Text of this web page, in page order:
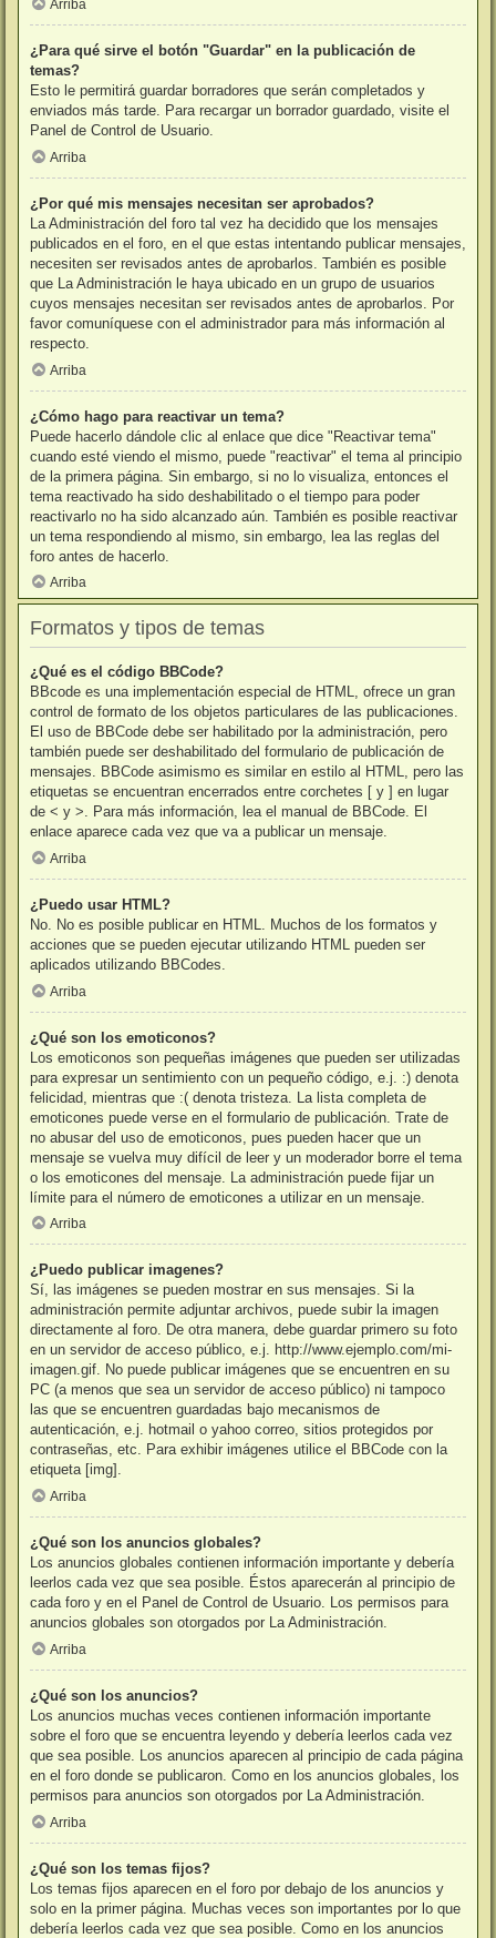
Arriba
¿Para qué sirve el botón "Guardar" en la publicación de
temas?
Esto le permitirá guardar borradores que serán completados y
enviados más tarde. Para recargar un borrador guardado, visite el
Panel de Control de Usuario.
Arriba
¿Por qué mis mensajes necesitan ser aprobados?
La Administración del foro tal vez ha decidido que los mensajes
publicados en el foro, en el que estas intentando publicar mensajes,
necesiten ser revisados antes de aprobarlos. También es posible
que La Administración le haya ubicado en un grupo de usuarios
cuyos mensajes necesitan ser revisados antes de aprobarlos. Por
favor comuníquese con el administrador para más información al
respecto.
Arriba
¿Cómo hago para reactivar un tema?
Puede hacerlo dándole clic al enlace que dice "Reactivar tema"
cuando esté viendo el mismo, puede "reactivar" el tema al principio
de la primera página. Sin embargo, si no lo visualiza, entonces el
tema reactivado ha sido deshabilitado o el tiempo para poder
reactivarlo no ha sido alcanzado aún. También es posible reactivar
un tema respondiendo al mismo, sin embargo, lea las reglas del
foro antes de hacerlo.
Arriba
Formatos y tipos de temas
¿Qué es el código BBCode?
BBcode es una implementación especial de HTML, ofrece un gran
control de formato de los objetos particulares de las publicaciones.
El uso de BBCode debe ser habilitado por la administración, pero
también puede ser deshabilitado del formulario de publicación de
mensajes. BBCode asimismo es similar en estilo al HTML, pero las
etiquetas se encuentran encerrados entre corchetes [ y ] en lugar
de < y >. Para más información, lea el manual de BBCode. El
enlace aparece cada vez que va a publicar un mensaje.
Arriba
¿Puedo usar HTML?
No. No es posible publicar en HTML. Muchos de los formatos y
acciones que se pueden ejecutar utilizando HTML pueden ser
aplicados utilizando BBCodes.
Arriba
¿Qué son los emoticonos?
Los emoticonos son pequeñas imágenes que pueden ser utilizadas
para expresar un sentimiento con un pequeño código, e.j. :) denota
felicidad, mientras que :( denota tristeza. La lista completa de
emoticones puede verse en el formulario de publicación. Trate de
no abusar del uso de emoticonos, pues pueden hacer que un
mensaje se vuelva muy difícil de leer y un moderador borre el tema
o los emoticones del mensaje. La administración puede fijar un
límite para el número de emoticones a utilizar en un mensaje.
Arriba
¿Puedo publicar imagenes?
Sí, las imágenes se pueden mostrar en sus mensajes. Si la
administración permite adjuntar archivos, puede subir la imagen
directamente al foro. De otra manera, debe guardar primero su foto
en un servidor de acceso público, e.j. http://www.ejemplo.com/mi-
imagen.gif. No puede publicar imágenes que se encuentren en su
PC (a menos que sea un servidor de acceso público) ni tampoco
las que se encuentren guardadas bajo mecanismos de
autenticación, e.j. hotmail o yahoo correo, sitios protegidos por
contraseñas, etc. Para exhibir imágenes utilice el BBCode con la
etiqueta [img].
Arriba
¿Qué son los anuncios globales?
Los anuncios globales contienen información importante y debería
leerlos cada vez que sea posible. Éstos aparecerán al principio de
cada foro y en el Panel de Control de Usuario. Los permisos para
anuncios globales son otorgados por La Administración.
Arriba
¿Qué son los anuncios?
Los anuncios muchas veces contienen información importante
sobre el foro que se encuentra leyendo y debería leerlos cada vez
que sea posible. Los anuncios aparecen al principio de cada página
en el foro donde se publicaron. Como en los anuncios globales, los
permisos para anuncios son otorgados por La Administración.
Arriba
¿Qué son los temas fijos?
Los temas fijos aparecen en el foro por debajo de los anuncios y
solo en la primer página. Muchas veces son importantes por lo que
debería leerlos cada vez que sea posible. Como en los anuncios